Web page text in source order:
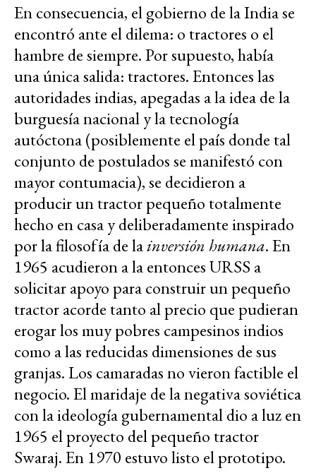
En consecuencia, el gobierno de la India se
encontró ante el dilema: o tractores o el
hambre de siempre. Por supuesto, había
una única salida: tractores. Entonces las
autoridades indias, apegadas a la idea de la
burguesía nacional y la tecnología
autóctona (posiblemente el país donde tal
conjunto de postulados se manifestó con
mayor contumacia), se decidieron a
producir un tractor pequeño totalmente
hecho en casa y deliberadamente inspirado
por la filosofía de lainversión humana. En
1965 acudieron a la entonces URSS a
solicitar apoyo para construir un pequeño
tractor acorde tanto al precio que pudieran
erogar los muy pobres campesinos indios
como a las reducidas dimensiones de sus
granjas. Los camaradas no vieron factible el
negocio. El maridaje de la negativa soviética
con la ideología gubernamental dio a luz en
1965 el proyecto del pequeño tractor
Swaraj. En 1970 estuvo listo el prototipo.